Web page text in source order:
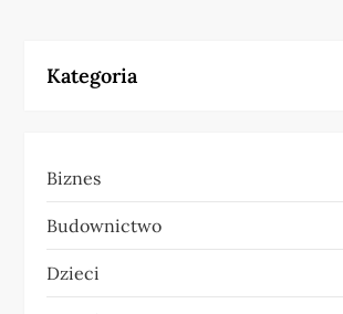
c
a
w
p
Kategoria
Biznes
Budownictwo
Dzieci